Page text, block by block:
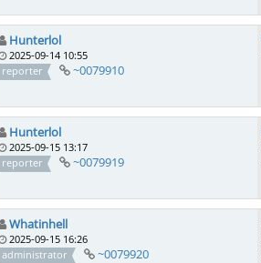
Hunterlol
2025-09-14 10:55
reporter
~0079910
Hunterlol
2025-09-15 13:17
reporter
~0079919
Whatinhell
2025-09-15 16:26
administrator
~0079920